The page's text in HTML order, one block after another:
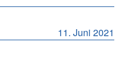
11. Juni 2021